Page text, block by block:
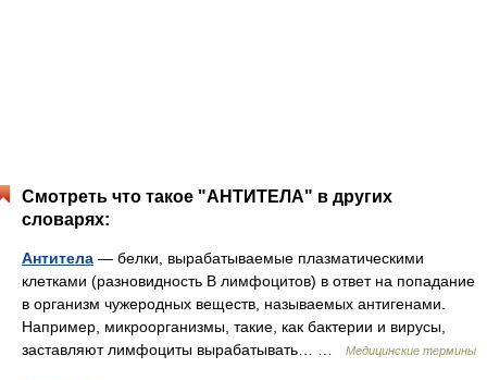
Смотреть что такое "АНТИТЕЛА" в других
словарях:
Антитела — белки, вырабатываемые плазматическими
клетками (разновидность В лимфоцитов) в ответ на попадание
в организм чужеродных веществ, называемых антигенами.
Например, микроорганизмы, такие, как бактерии и вирусы,
заставляют лимфоциты вырабатывать… …
Медицинские термины